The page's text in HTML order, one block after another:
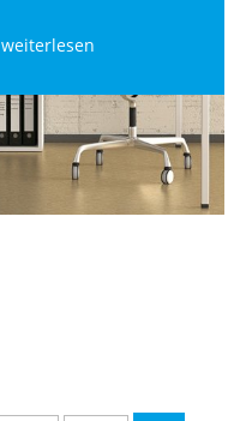
weiterlesen